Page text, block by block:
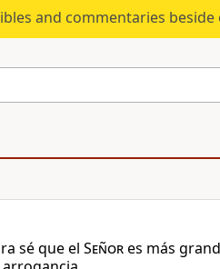
and commentaries beside
sé que el Señores más